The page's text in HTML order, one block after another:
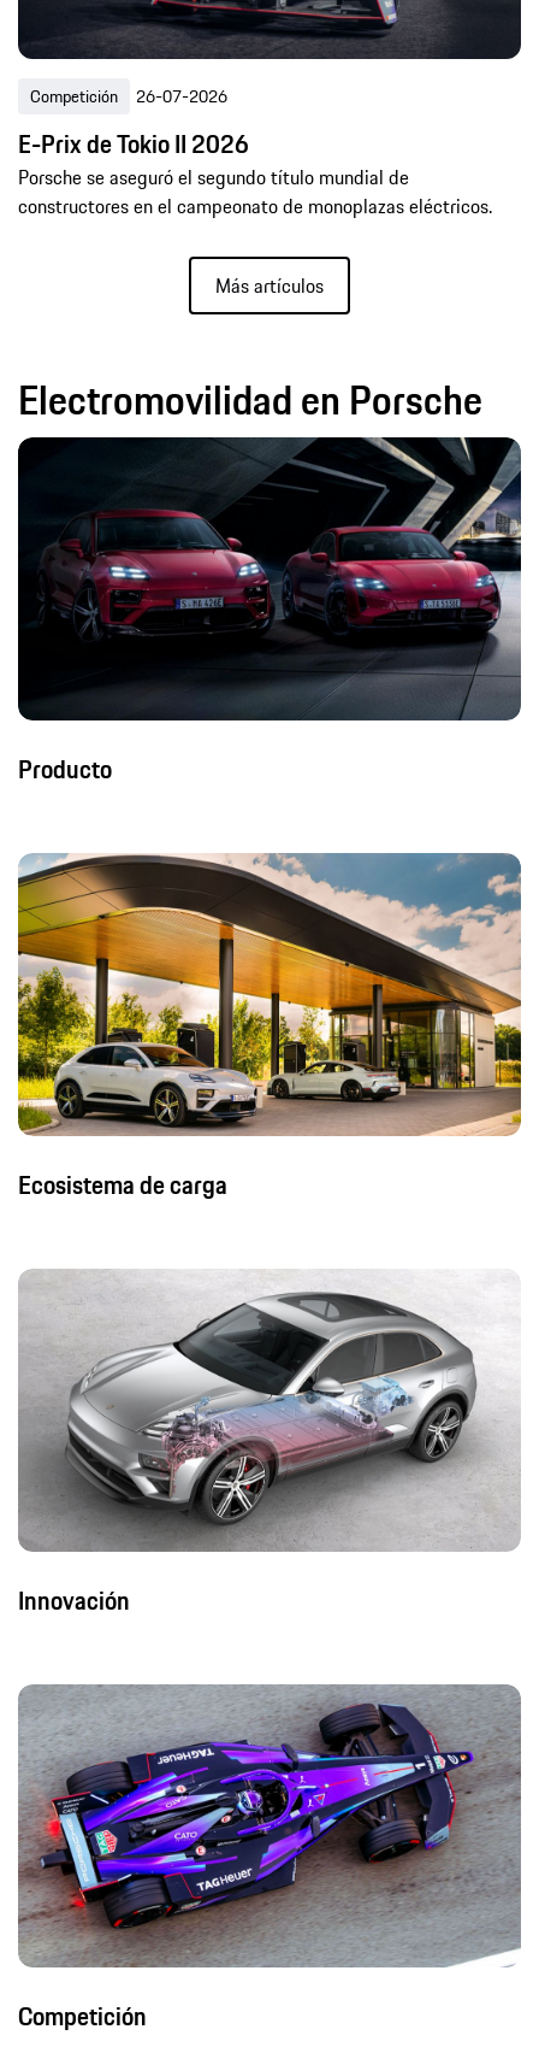
Porsche se aseguró el segundo título mundial de
constructores en el campeonato de monoplazas eléctricos.
Más artículos
Electromovilidad en Porsche
Ecosistema de carga
Innovación
Competición